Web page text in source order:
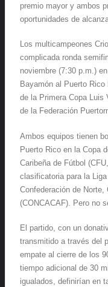
premio mayor y ambos
oportunidades de
Los multicampeones
complicada ronda
noviembre (7:30 p.m.)
Bayamón al Puerto
de la Primera Copa Luis
de la Federación
Ambos equipos tienen
Puerto Rico en la Copa
Caribeña de Fútbol
clasificatoria para la
Confederación de Norte,
(CONCACAF). Pero no
El partido, con un
transmitido a través del
empate al cierre de los
tiempo adicional de 30
igualados, definirían en